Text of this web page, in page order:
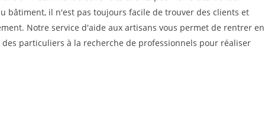
bâtiment, il n'est pas toujours facile de trouver des clients et
Notre service d'aide aux artisans vous permet de rentrer en
particuliers à la recherche de professionnels pour réaliser